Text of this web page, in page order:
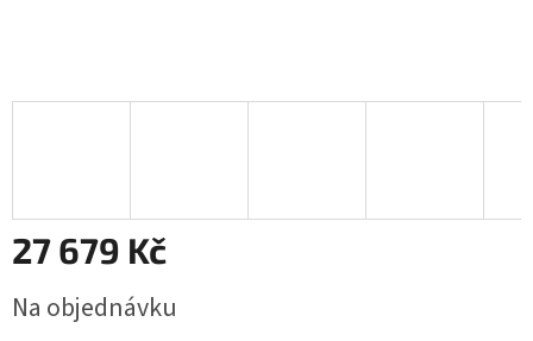
27 679 Kč
cena:
Na objednávku